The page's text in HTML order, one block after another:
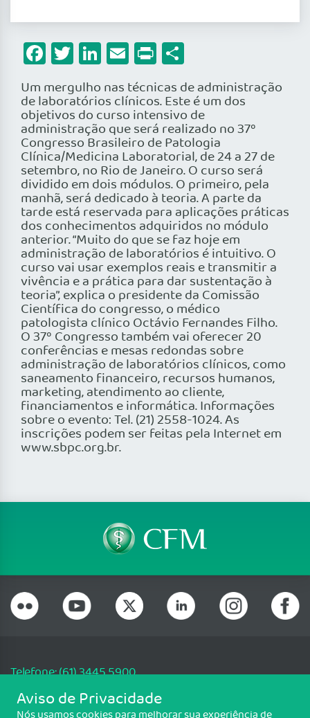
Facebook
Twitter
LinkedIn
Email
Print
Um mergulho nas técnicas de administração
de laboratórios clínicos. Este é um dos
objetivos do curso intensivo de
administração que será realizado no 37º
Congresso Brasileiro de Patologia
Clínica/Medicina Laboratorial, de 24 a 27 de
setembro, no Rio de Janeiro. O curso será
dividido em dois módulos. O primeiro, pela
manhã, será dedicado à teoria. A parte da
tarde está reservada para aplicações práticas
dos conhecimentos adquiridos no módulo
anterior. “Muito do que se faz hoje em
administração de laboratórios é intuitivo. O
curso vai usar exemplos reais e transmitir a
vivência e a prática para dar sustentação à
teoria”, explica o presidente da Comissão
Científica do congresso, o médico
patologista clínico Octávio Fernandes Filho.
O 37º Congresso também vai oferecer 20
conferências e mesas redondas sobre
administração de laboratórios clínicos, como
saneamento financeiro, recursos humanos,
marketing, atendimento ao cliente,
financiamentos e informática. Informações
sobre o evento: Tel. (21) 2558-1024. As
inscrições podem ser feitas pela Internet em
www.sbpc.org.br.
Telefone: (61) 3445 5900
Email: cfm@portalmedico.org.br
SGAS 616, Conjunto D, Lote 115, L2 Sul, Brasília/DF - CEP: 70200-760 -
Aviso de Privacidade